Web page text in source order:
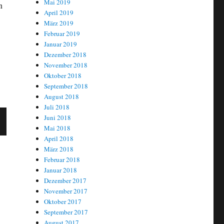
Urananreicherer URENCO aus“
Mai 2019
April 2019
März 2019
Februar 2019
Januar 2019
Dezember 2018
November 2018
Oktober 2018
September 2018
August 2018
Juli 2018
Juni 2018
Mai 2018
April 2018
März 2018
Februar 2018
Januar 2018
Dezember 2017
November 2017
Oktober 2017
September 2017